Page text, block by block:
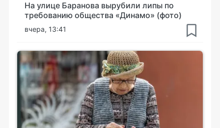
На улице Баранова вырубили липы по
требованию общества «Динамо» (фото)
вчера, 13:41